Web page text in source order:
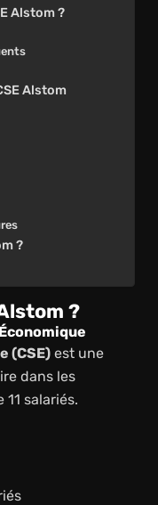
Alstom ?
Alstom
?
?
(CSE)est une
dans les
salariés.